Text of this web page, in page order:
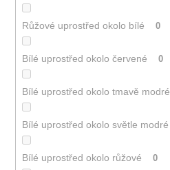
Růžové uprostřed okolo bílé 0
Bílé uprostřed okolo červené 0
Bílé uprostřed okolo tmavě modré
Bílé uprostřed okolo světle modré
Bílé uprostřed okolo růžové 0